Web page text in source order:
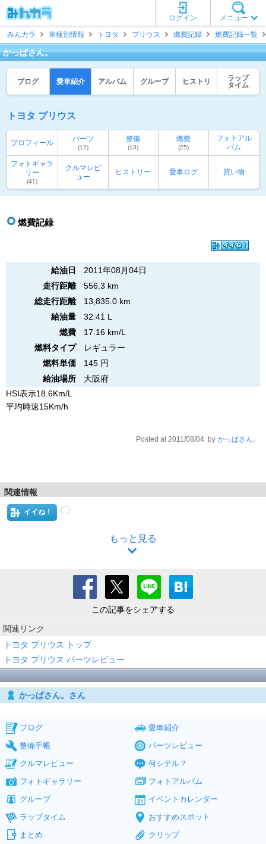
メニュー
ログイン
みんカラ
車種別情報 トヨタ プリウス 燃費記録 燃費記録一覧
かっぱさん。
ブログ 愛車紹介 アルバム グループ ヒストリ
ラップ
タイム
トヨタ プリウス
プロフィール パーツ
(12)
整備
(13)
燃費
(25)
フォトアル
バム
フォトギャラ
リー
(41)
クルマレビ
ュー
ヒストリー 愛車ログ 買い物
燃費記録
給油日
2011年08月04日
走行距離
556.3 km
総走行距離
13,835.0 km
給油量
32.41 L
燃費
17.16 km/L
燃料タイプ
レギュラー
燃料単価
145 円
給油場所
大阪府
HSI表示18.6Km/L
平均時速15Km/h
Posted at 2011/08/04 by かっぱさん。
関連情報
イイね！
もっと見る
この記事をシェアする
関連リンク
トヨタ プリウス トップ
トヨタ プリウス パーツレビュー
かっぱさん。さん
ブログ
愛車紹介
整備手帳
パーツレビュー
クルマレビュー
何シテル？
フォトギャラリー
フォトアルバム
グループ
イベントカレンダー
ラップタイム
おすすめスポット
まとめ
クリップ